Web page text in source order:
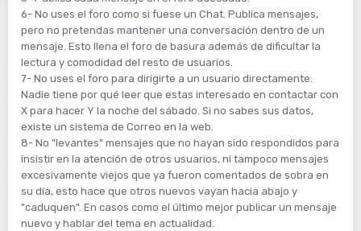
6- No uses el foro como si fuese un Chat. Publica mensajes,
pero no pretendas mantener una conversación dentro de un
mensaje. Esto llena el foro de basura además de dificultar la
lectura y comodidad del resto de usuarios.
7- No uses el foro para dirigirte a un usuario directamente.
Nadie tiene por qué leer que estas interesado en contactar con
X para hacer Y la noche del sábado. Si no sabes sus datos,
existe un sistema de Correo en la web.
8- No "levantes" mensajes que no hayan sido respondidos para
insistir en la atención de otros usuarios, ni tampoco mensajes
excesivamente viejos que ya fueron comentados de sobra en
su día, esto hace que otros nuevos vayan hacia abajo y
"caduquen". En casos como el último mejor publicar un mensaje
nuevo y hablar del tema en actualidad.